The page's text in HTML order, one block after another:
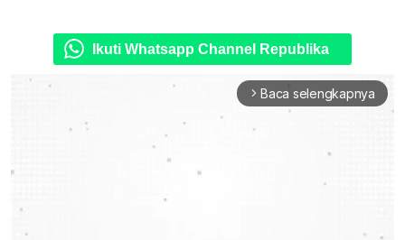
Ikuti Whatsapp Channel Republika
arrow_forward_ios Baca selengkapnya